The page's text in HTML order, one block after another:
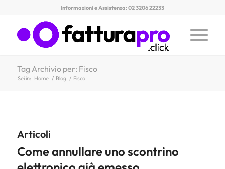
Informazioni e Assistenza: 02 3206 22233
Tag Archivio per: Fisco
Sei in: Home / Blog / Fisco
Articoli
Come annullare uno scontrino